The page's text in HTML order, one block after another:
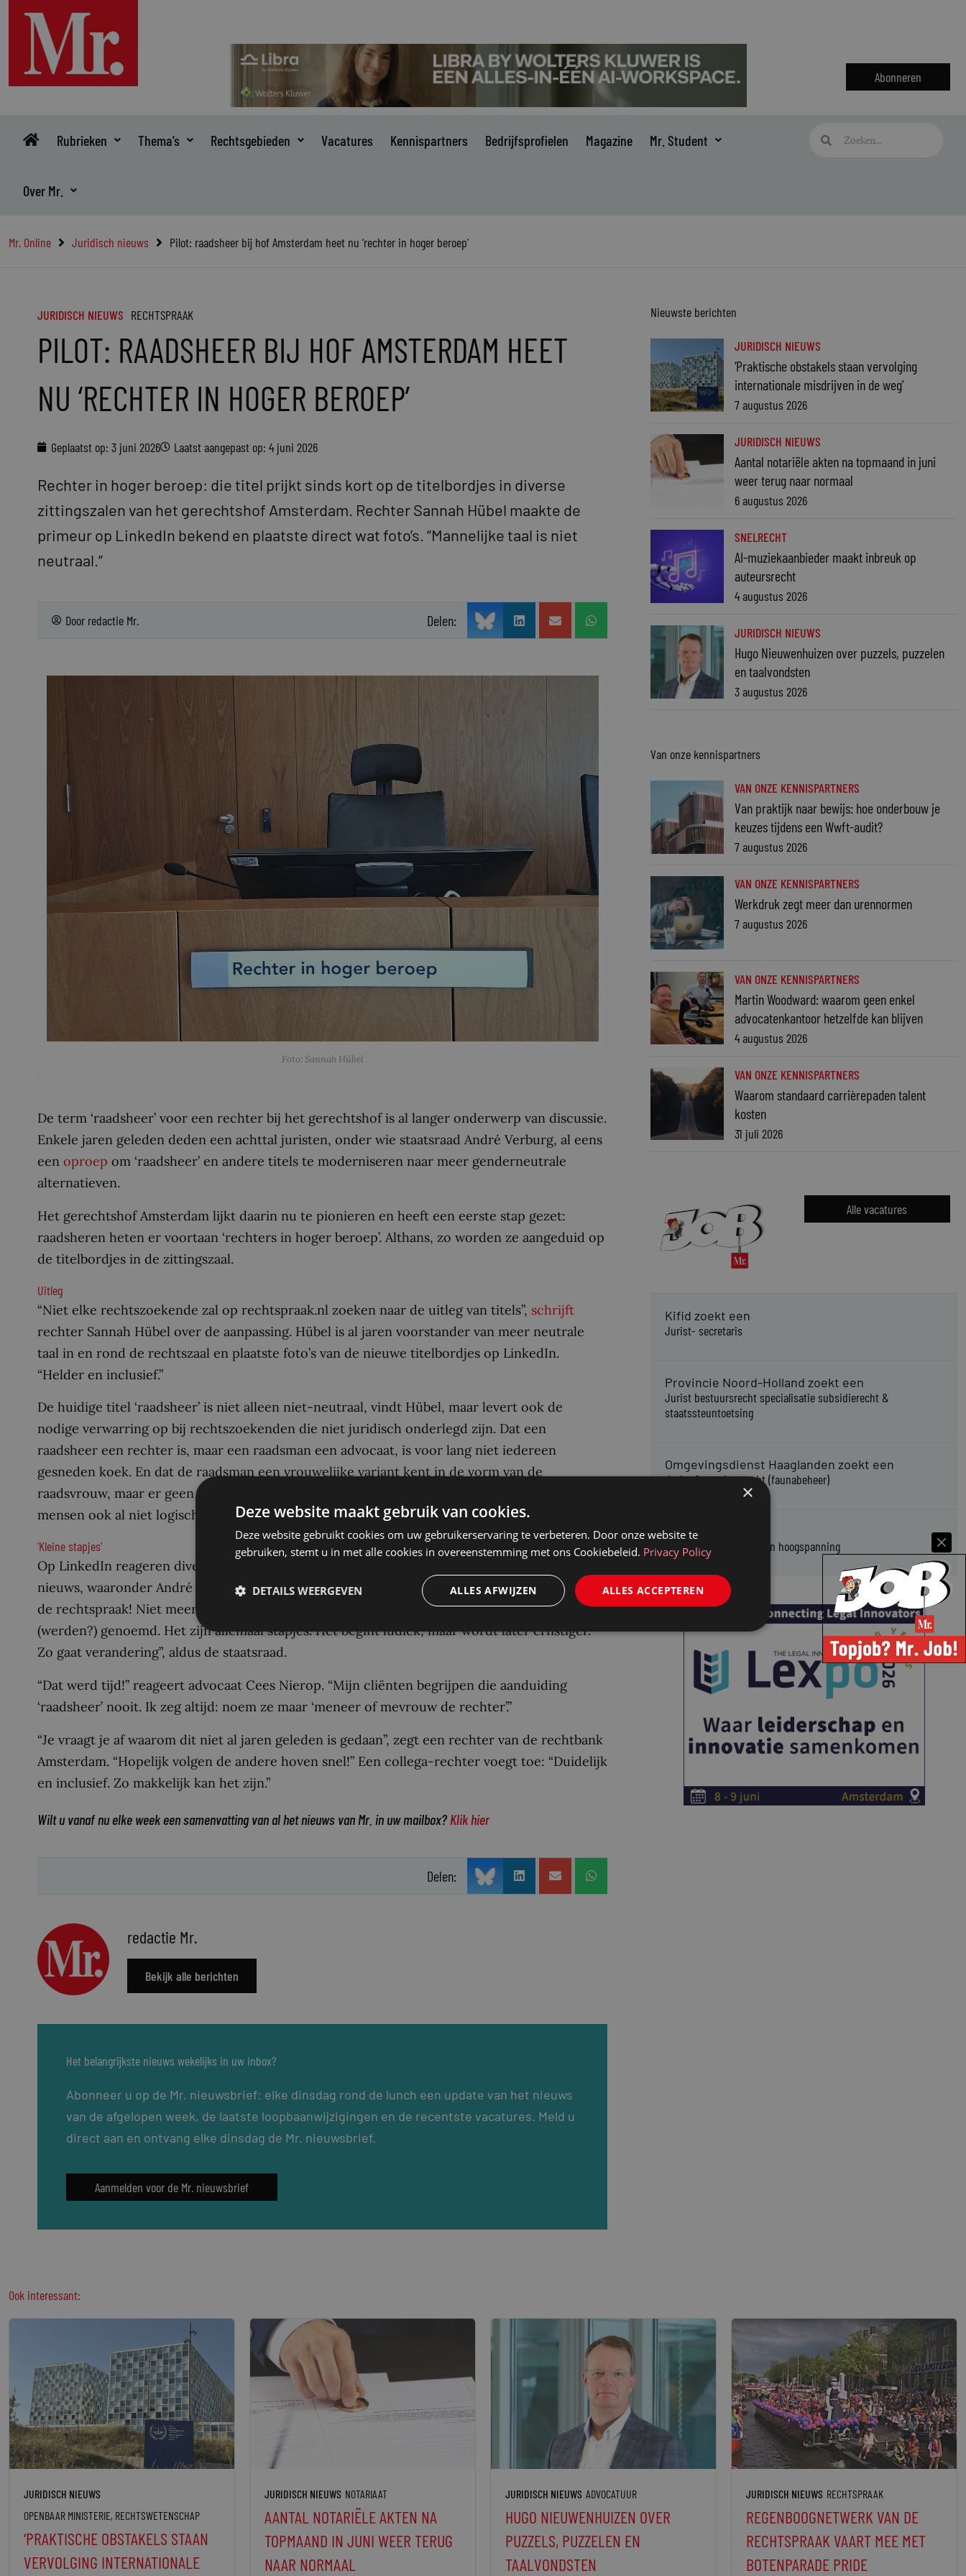
inhoud
Abonneren
Rubrieken Thema’s Rechtsgebieden Vacatures Kennispartners Bedrijfsprofielen Magazine Mr. Student
Over Mr.
Zoeken
Mr. Online Juridisch nieuws Pilot: raadsheer bij hof Amsterdam heet nu ‘rechter in hoger beroep’
JURIDISCH NIEUWS RECHTSPRAAK
PILOT: RAADSHEER BIJ HOF AMSTERDAM HEET
NU ‘RECHTER IN HOGER BEROEP’
Geplaatst op: 3 juni 2026 Laatst aangepast op: 4 juni 2026
Rechter in hoger beroep: die titel prijkt sinds kort op de titelbordjes in diverse
zittingszalen van het gerechtshof Amsterdam. Rechter Sannah Hübel maakte de
primeur op LinkedIn bekend en plaatste direct wat foto’s. “Mannelijke taal is niet
neutraal.”
Door redactie Mr. Delen:
Foto: Sannah Hübel
De term ‘raadsheer’ voor een rechter bij het gerechtshof is al langer onderwerp van discussie.
Enkele jaren geleden deden een achttal juristen, onder wie staatsraad André Verburg, al eens
een oproep om ‘raadsheer’ en andere titels te moderniseren naar meer genderneutrale
alternatieven.
Het gerechtshof Amsterdam lijkt daarin nu te pionieren en heeft een eerste stap gezet:
raadsheren heten er voortaan ‘rechters in hoger beroep’. Althans, zo worden ze aangeduid op
de titelbordjes in de zittingszaal.
Uitleg
“Niet elke rechtszoekende zal op rechtspraak.nl zoeken naar de uitleg van titels”, schrijft
rechter Sannah Hübel over de aanpassing. Hübel is al jaren voorstander van meer neutrale
taal in en rond de rechtszaal en plaatste foto’s van de nieuwe titelbordjes op LinkedIn.
“Helder en inclusief.”
De huidige titel ‘raadsheer’ is niet alleen niet-neutraal, vindt Hübel, maar levert ook de
nodige verwarring op bij rechtszoekenden die niet juridisch onderlegd zijn. Dat een
raadsheer een rechter is, maar een raadsman een advocaat, is voor lang niet iedereen
gesneden koek. En dat de raadsman een vrouwelijke variant kent in de vorm van de
raadsvrouw, maar er geen vrouwelijke tegenhanger van de raadsheer bestaat, is voor veel
mensen ook al niet logisch.
‘Kleine stapjes’
Op LinkedIn reageren diverse andere rechters – waaronder, jawel, raadsheren – op het
nieuws, waaronder André Verburg. “Een mooie stap naar inclusievere en begrijpelijkere taal in
de rechtspraak! Niet meer hoeven uitleggen dat vrouwelijke rechters ‘raadsheer’ worden
(werden?) genoemd. Het zijn allemaal stapjes. Het begint ludiek, maar wordt later ernstiger.
Zo gaat verandering”, aldus de staatsraad.
“Dat werd tijd!” reageert advocaat Cees Nierop. “Mijn cliënten begrijpen die aanduiding
‘raadsheer’ nooit. Ik zeg altijd: noem ze maar ‘meneer of mevrouw de rechter’.”
“Je vraagt je af waarom dit niet al jaren geleden is gedaan”, zegt een rechter van de rechtbank
Amsterdam. “Hopelijk volgen de andere hoven snel!” Een collega-rechter voegt toe: “Duidelijk
en inclusief. Zo makkelijk kan het zijn.”
Wilt u vanaf nu elke week een samenvatting van al het nieuws van Mr. in uw mailbox? Klik hier
Delen:
redactie Mr.
Bekijk alle berichten
Het belangrijkste nieuws wekelijks in uw inbox?
Abonneer u op de Mr. nieuwsbrief: elke dinsdag rond de lunch een update van het nieuws
van de afgelopen week, de laatste loopbaanwijzigingen en de recentste vacatures. Meld u
direct aan en ontvang elke dinsdag de Mr. nieuwsbrief.
Aanmelden voor de Mr. nieuwsbrief
Nieuwste berichten
JURIDISCH NIEUWS
‘Praktische obstakels staan vervolging
internationale misdrijven in de weg’
7 augustus 2026
JURIDISCH NIEUWS
Aantal notariële akten na topmaand in juni
weer terug naar normaal
6 augustus 2026
SNELRECHT
AI-muziekaanbieder maakt inbreuk op
auteursrecht
4 augustus 2026
JURIDISCH NIEUWS
Hugo Nieuwenhuizen over puzzels, puzzelen
en taalvondsten
3 augustus 2026
Van onze kennispartners
VAN ONZE KENNISPARTNERS
Van praktijk naar bewijs: hoe onderbouw je
keuzes tijdens een Wwft-audit?
7 augustus 2026
VAN ONZE KENNISPARTNERS
Werkdruk zegt meer dan urennormen
7 augustus 2026
VAN ONZE KENNISPARTNERS
Martin Woodward: waarom geen enkel
advocatenkantoor hetzelfde kan blijven
4 augustus 2026
VAN ONZE KENNISPARTNERS
Waarom standaard carrièrepaden talent
kosten
31 juli 2026
Alle vacatures
Kifid zoekt een
Jurist- secretaris
Provincie Noord-Holland zoekt een
Jurist bestuursrecht specialisatie subsidierecht &
staatssteuntoetsing
Omgevingsdienst Haaglanden zoekt een
Jurist Omgevingsrecht (faunabeheer)
Enexis zoekt een
Rentmeester midden- en hoogspanning
Ook interessant:
JURIDISCH NIEUWS
OPENBAAR MINISTERIE, RECHTSWETENSCHAP
‘PRAKTISCHE OBSTAKELS STAAN
VERVOLGING INTERNATIONALE
JURIDISCH NIEUWS NOTARIAAT
AANTAL NOTARIËLE AKTEN NA
TOPMAAND IN JUNI WEER TERUG
NAAR NORMAAL
JURIDISCH NIEUWS ADVOCATUUR
HUGO NIEUWENHUIZEN OVER
PUZZELS, PUZZELEN EN
TAALVONDSTEN
JURIDISCH NIEUWS RECHTSPRAAK
REGENBOOGNETWERK VAN DE
RECHTSPRAAK VAART MEE MET
BOTENPARADE PRIDE
×
Deze website maakt gebruik van cookies.
Deze website gebruikt cookies om uw gebruikerservaring te verbeteren. Door onze website te
gebruiken, stemt u in met alle cookies in overeenstemming met ons Cookiebeleid. Privacy Policy
ALLES ACCEPTEREN
ALLES AFWIJZEN
DETAILS WEERGEVEN